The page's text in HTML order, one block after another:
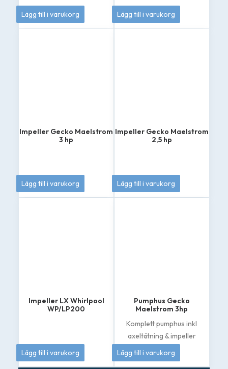
369kr
Lägg till i varukorg 695kr
Lägg till i varukorg
Impeller Gecko Maelstrom
3 hp
385kr
Lägg till i varukorg
Impeller Gecko Maelstrom
2,5 hp
385kr
Lägg till i varukorg
Impeller LX Whirlpool
WP/LP200
349kr
Lägg till i varukorg
Pumphus Gecko
Maelstrom 3hp
Komplett pumphus inkl
axeltätning & impeller
1 895kr
Lägg till i varukorg